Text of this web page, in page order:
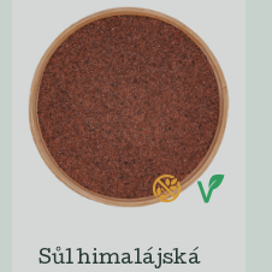
Sůl himalájská